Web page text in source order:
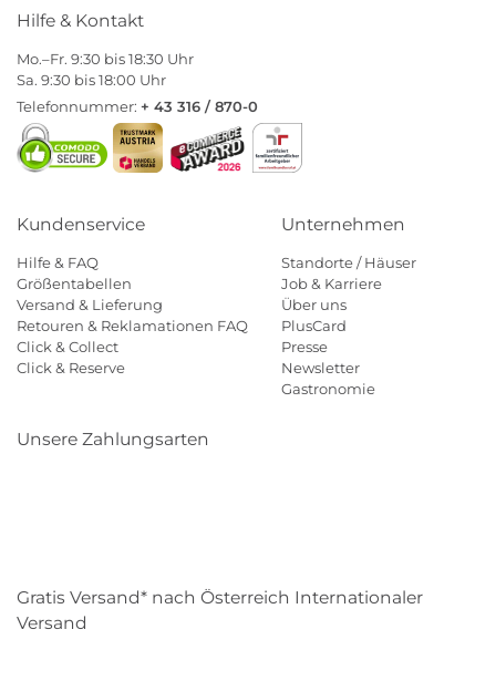
Hilfe & Kontakt
Mo.–Fr. 9:30 bis 18:30 Uhr
Sa. 9:30 bis 18:00 Uhr
Telefonnummer: + 43 316 / 870-0
Kundenservice
Hilfe & FAQ
Größentabellen
Versand & Lieferung
Retouren & Reklamationen FAQ
Click & Collect
Click & Reserve
Unternehmen
Standorte / Häuser
Job & Karriere
Über uns
PlusCard
Presse
Newsletter
Gastronomie
Unsere Zahlungsarten
Gratis Versand* nach Österreich Internationaler
Versand